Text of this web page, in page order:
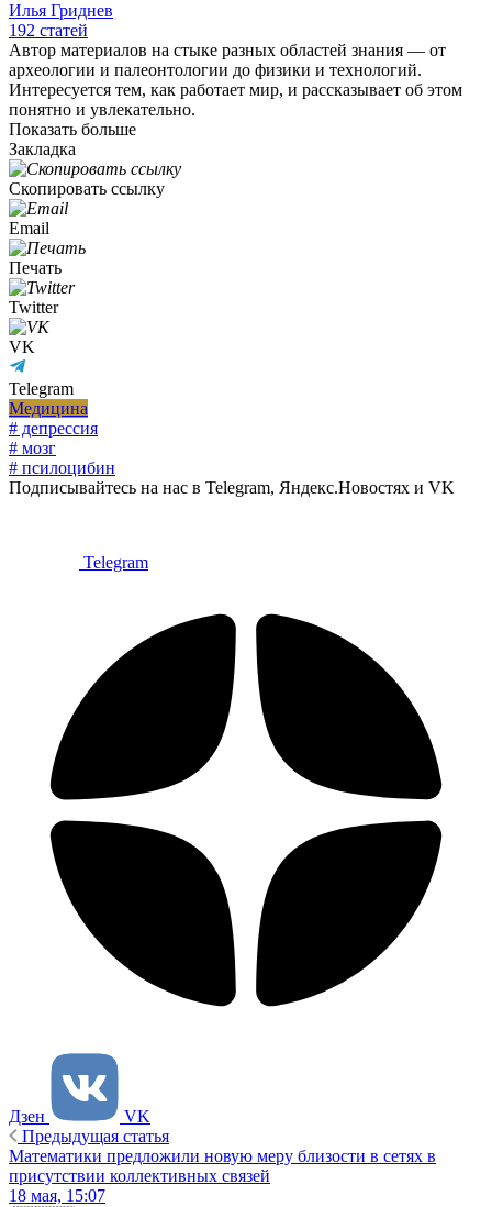
Илья Гриднев
192 статей
Автор материалов на стыке разных областей знания — от
археологии и палеонтологии до физики и технологий.
Интересуется тем, как работает мир, и рассказывает об этом
понятно и увлекательно.
Показать больше
Закладка
Скопировать ссылку
Email
Печать
Twitter
VK
Telegram
Медицина
# депрессия
# мозг
# псилоцибин
Подписывайтесь на нас в Telegram, Яндекс.Новостях и VK
Telegram
Дзен
VK
Предыдущая статья
Математики предложили новую меру близости в сетях в
присутствии коллективных связей
18 мая, 15:07